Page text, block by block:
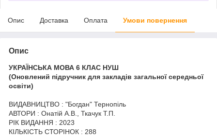
Опис Доставка Оплата Умови повернення
Опис
УКРАЇНСЬКА МОВА 6 КЛАС НУШ
(Оновлений підручник для закладів загальної середньої
освіти)
ВИДАВНИЦТВО : "Богдан" Тернопіль
АВТОРИ : Онатій А.В., Ткачук Т.П.
РІК ВИДАННЯ : 2023
КІЛЬКІСТЬ СТОРІНОК : 288